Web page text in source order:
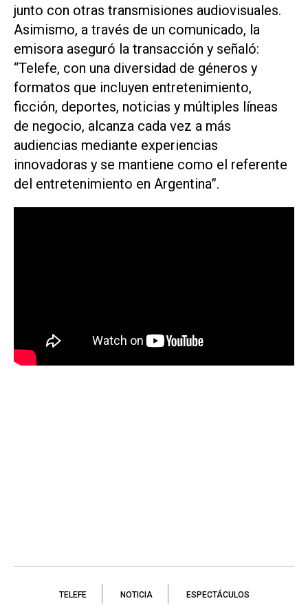
junto con otras transmisiones audiovisuales.
Asimismo, a través de un comunicado, la
emisora aseguró la transacción y señaló:
“Telefe, con una diversidad de géneros y
formatos que incluyen entretenimiento,
ficción, deportes, noticias y múltiples líneas
de negocio, alcanza cada vez a más
audiencias mediante experiencias
innovadoras y se mantiene como el referente
del entretenimiento en Argentina”.
TELEFE NOTICIA ESPECTÁCULOS